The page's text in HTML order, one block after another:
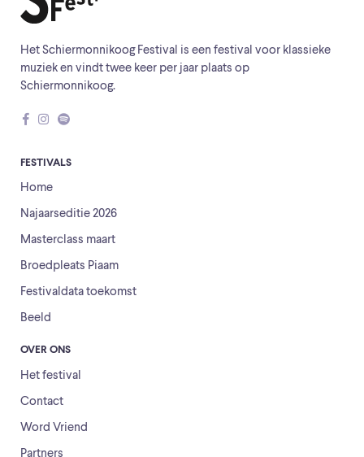
Het Schiermonnikoog Festival is een festival voor klassieke
muziek en vindt twee keer per jaar plaats op
Schiermonnikoog.
FESTIVALS
Home
Najaarseditie 2026
Masterclass maart
Broedpleats Piaam
Festivaldata toekomst
Beeld
OVER ONS
Het festival
Contact
Word Vriend
Partners